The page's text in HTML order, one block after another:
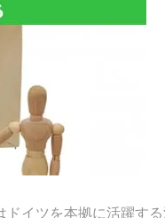
イツを本拠に活躍す